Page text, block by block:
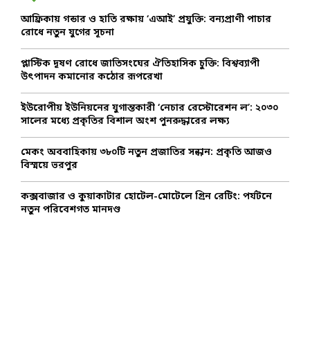
r
আফ্রিকায় গন্ডার ও হাতি রক্ষায় ‘এআই’ প্রযুক্তি: বন্যপ্রাণী পাচার
রোধে নতুন যুগের সূচনা
প্লাস্টিক দূষণ রোধে জাতিসংঘের ঐতিহাসিক চুক্তি: বিশ্বব্যাপী
উৎপাদন কমানোর কঠোর রূপরেখা
ইউরোপীয় ইউনিয়নের যুগান্তকারী ‘নেচার রেস্টোরেশন ল’: ২০৩০
সালের মধ্যে প্রকৃতির বিশাল অংশ পুনরুদ্ধারের লক্ষ্য
মেকং অববাহিকায় ৩৮০টি নতুন প্রজাতির সন্ধান: প্রকৃতি আজও
বিস্ময়ে ভরপুর
কক্সবাজার ও কুয়াকাটার হোটেল-মোটেলে গ্রিন রেটিং: পর্যটনে
নতুন পরিবেশগত মানদণ্ড